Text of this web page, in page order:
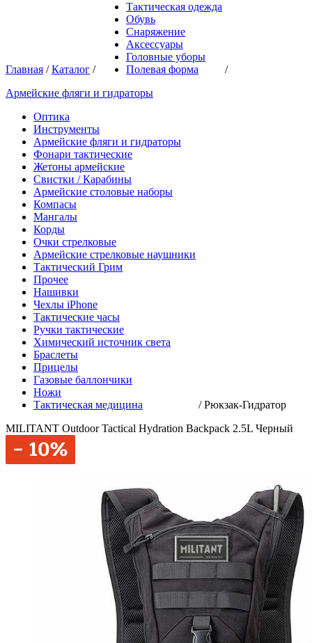
Главная /Каталог /
Тактическая одежда
Обувь
Снаряжение
Аксессуары
Головные уборы
Полевая форма
/
Армейские фляги и гидраторы
Оптика
Инструменты
Армейские фляги и гидраторы
Фонари тактические
Жетоны армейские
Свистки / Карабины
Армейские столовые наборы
Компасы
Мангалы
Корды
Очки стрелковые
Армейские стрелковые наушники
Тактический Грим
Прочее
Нашивки
Чехлы iPhone
Тактические часы
Ручки тактические
Химический источник света
Браслеты
Прицелы
Газовые баллончики
Ножи
Тактическая медицина
/Рюкзак-Гидратор
MILITANT Outdoor Tactical Hydration Backpack 2.5L Черный